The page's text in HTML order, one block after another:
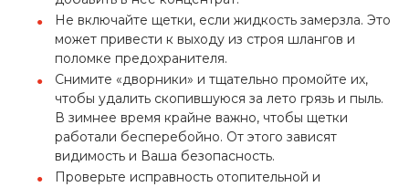
Не включайте щетки, если жидкость замерзла. Это
может привести к выходу из строя шлангов и
поломке предохранителя.
Снимите «дворники» и тщательно промойте их,
чтобы удалить скопившуюся за лето грязь и пыль.
В зимнее время крайне важно, чтобы щетки
работали бесперебойно. От этого зависят
видимость и Ваша безопасность.
Проверьте исправность отопительной и